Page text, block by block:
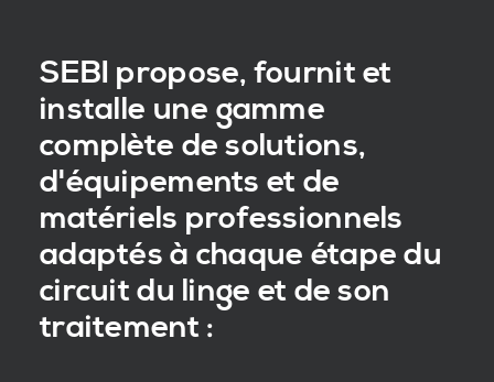
SEBI propose, fournit et
installe une gamme
complète de solutions,
d'équipements et de
matériels professionnels
adaptés à chaque étape du
circuit du linge et de son
traitement :